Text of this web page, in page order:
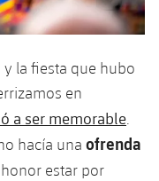
la fiesta que hubo
en
a ser memorable
hacía una ofrenda
estar por